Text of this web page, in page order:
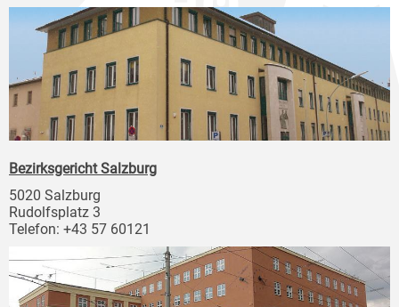
Bezirksgericht Salzburg
5020 Salzburg
Rudolfsplatz 3
Telefon: +43 57 60121